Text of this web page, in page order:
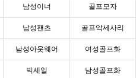
남성이너 골프모자
남성팬츠 골프악세사리
남성아웃웨어 여성골프화
빅세일 남성골프화